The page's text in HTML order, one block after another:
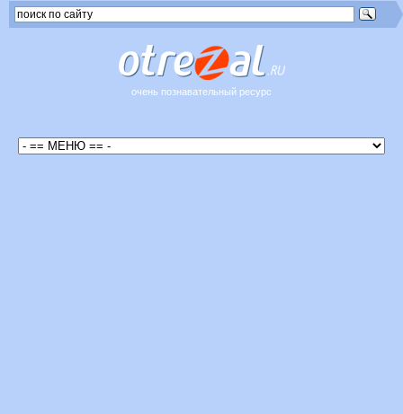
очень познавательный ресурс